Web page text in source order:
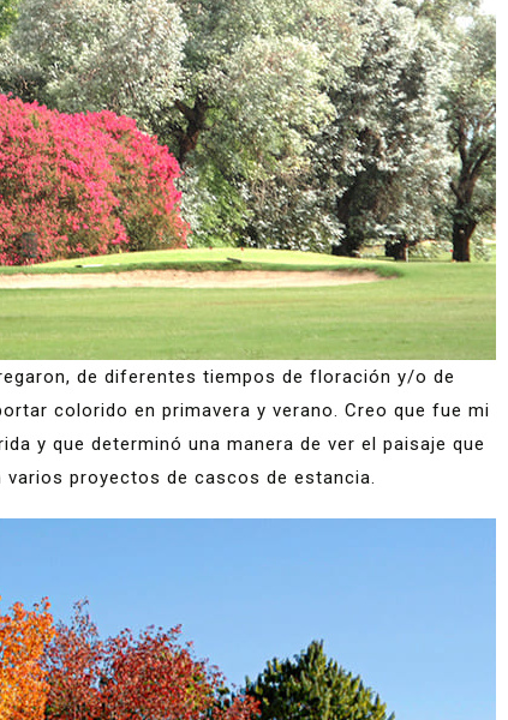
de diferentes tiempos de floración y/o de
colorido en primavera y verano. Creo que fue mi
y que determinó una manera de ver el paisaje que
proyectos de cascos de estancia.